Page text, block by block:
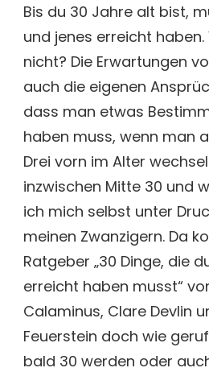
Bis du 30 Jahre alt bist,
und jenes erreicht
nicht? Die Erwartungen
auch die eigenen
dass man etwas
haben muss, wenn man
Drei vorn im Alter
inzwischen Mitte 30 und
ich mich selbst unter
meinen Zwanzigern. Da
Ratgeber „30 Dinge, die
erreicht haben musst“
Calaminus, Clare Devlin
Feuerstein doch wie
bald 30 werden oder